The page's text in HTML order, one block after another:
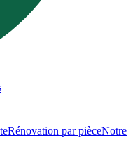
Rénovation par pièceNotre